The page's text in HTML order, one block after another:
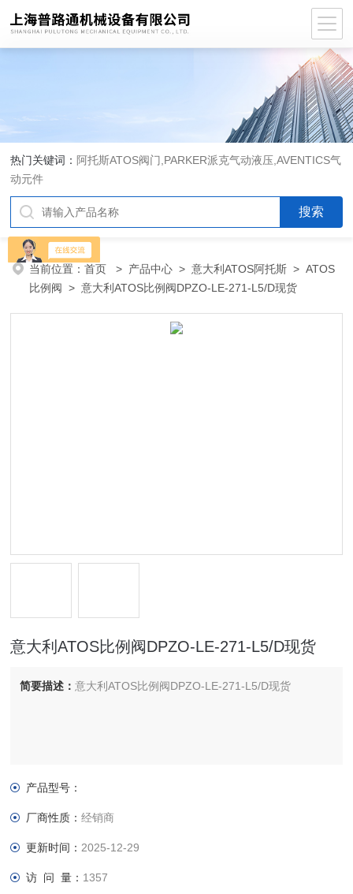
热门关键词： 阿托斯ATOS阀门,PARKER派克气动液压,AVENTICS气
动元件
当前位置：首页 > 产品中心 >意大利ATOS阿托斯 >ATOS
比例阀 > 意大利ATOS比例阀DPZO-LE-271-L5/D现货
意大利ATOS比例阀DPZO-LE-271-L5/D现货
简要描述：意大利ATOS比例阀DPZO-LE-271-L5/D现货
产品型号：
厂商性质：经销商
更新时间： 2025-12-29
访 问 量： 1357